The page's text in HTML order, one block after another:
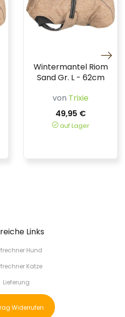
Wintermantel Riom
Sand Gr. L - 62cm
von Trixie
49,95 €
auf Lager
Links
Hund
Katze
Lieferung
Widerrufen